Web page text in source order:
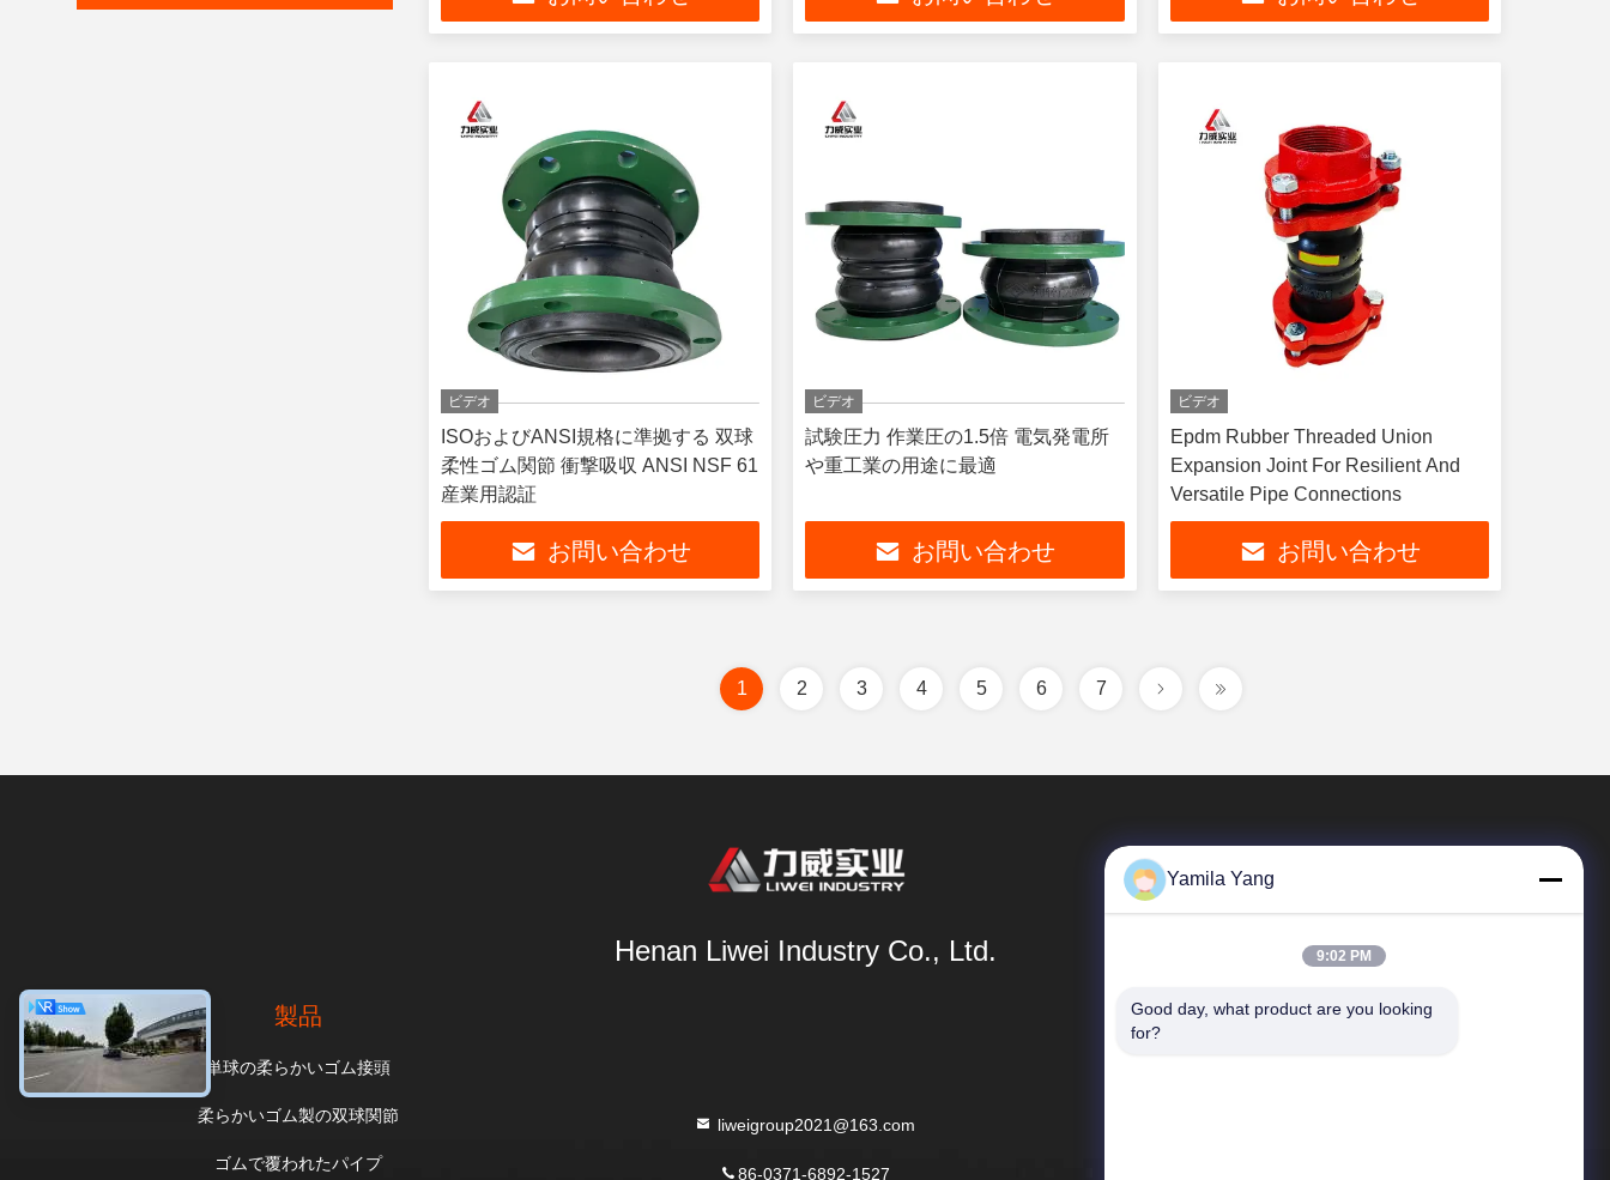
ビデオ
ISOおよびANSI規格に準拠する 双球
柔性ゴム関節 衝撃吸収 ANSI NSF 61
産業用認証
お問い合わせ
ビデオ
試験圧力 作業圧の1.5倍 電気発電所
や重工業の用途に最適
お問い合わせ
ビデオ
Epdm Rubber Threaded Union
Expansion Joint For Resilient And
Versatile Pipe Connections
お問い合わせ
1 2 3 4 5 6 7
Henan Liwei Industry Co., Ltd.
製品
単球の柔らかいゴム接頭
柔らかいゴム製の双球関節
ゴムで覆われたパイプ
liweigroup2021@163.com
86-0371-6892-1527
SAIKESAISI水素エナジー
Yamila Yang
9:02 PM
Good day, what product are you looking
for?